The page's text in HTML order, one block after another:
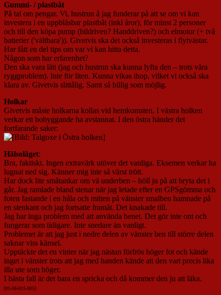
Gummi- / plastbåt
På tal om pengar. Vi, hustrun å jag funderar på att se om vi kan
investera i en uppblåsbar plastbåt (inkl åror), för minst 2 personer
och till den köpa pump (bildriven? Handdriven?) och elmotor (+ två
batterier ('vältbara')). Givetvis ska det också investeras i flytvästar.
Har fått en del tips om var vi kan hitta detta.
Någon som har erfarenhet?
Den ska vara lätt (jag och hustrun ska kunna lyfta den – trots våra
ryggproblem). Inte för liten. Kunna vikas ihop, vilket vi också ska
klara av. Givetvis slittålig. Samt så billig som möjlig.
Holkar
Givetvis måste holkarna kollas vid hemkomsten. I västra holken
verkar ett bobyggande ha avstannat. I den östra händer det
fortfarande saker:
Hälsoläget:
Bra, faktiskt. Ingen extravärk utöver det vanliga. Eksemen verkar ha
lugnat ned sig. Känner mig inte så värst trött.
Har dock lite småtankar om vä underben – höll ju på att bryta det i
går. Jag ramlade bland stenar när jag letade efter en GPSgömma och
foten fastande i en håla och mitten på vänster smalben hamnade på
en stenkant och jag fortsatte framåt. Det knakade till.
Jag har inga problem med att använda benet. Det gör inte ont och
fungerar som tidigare. Inte snedare än vanligt.
Problemet är att jag just i nedre delen av vänster ben till större delen
saknar viss känsel.
Upptäckte det en vinter när jag nästan förfrös höger fot och kände
inget i vänster trots att jag med handen kände att den vart precis lika
illa ute som höger.
I bästa fall är det bara en spricka och då kommer den ju att läka.
[01-08-015-005]